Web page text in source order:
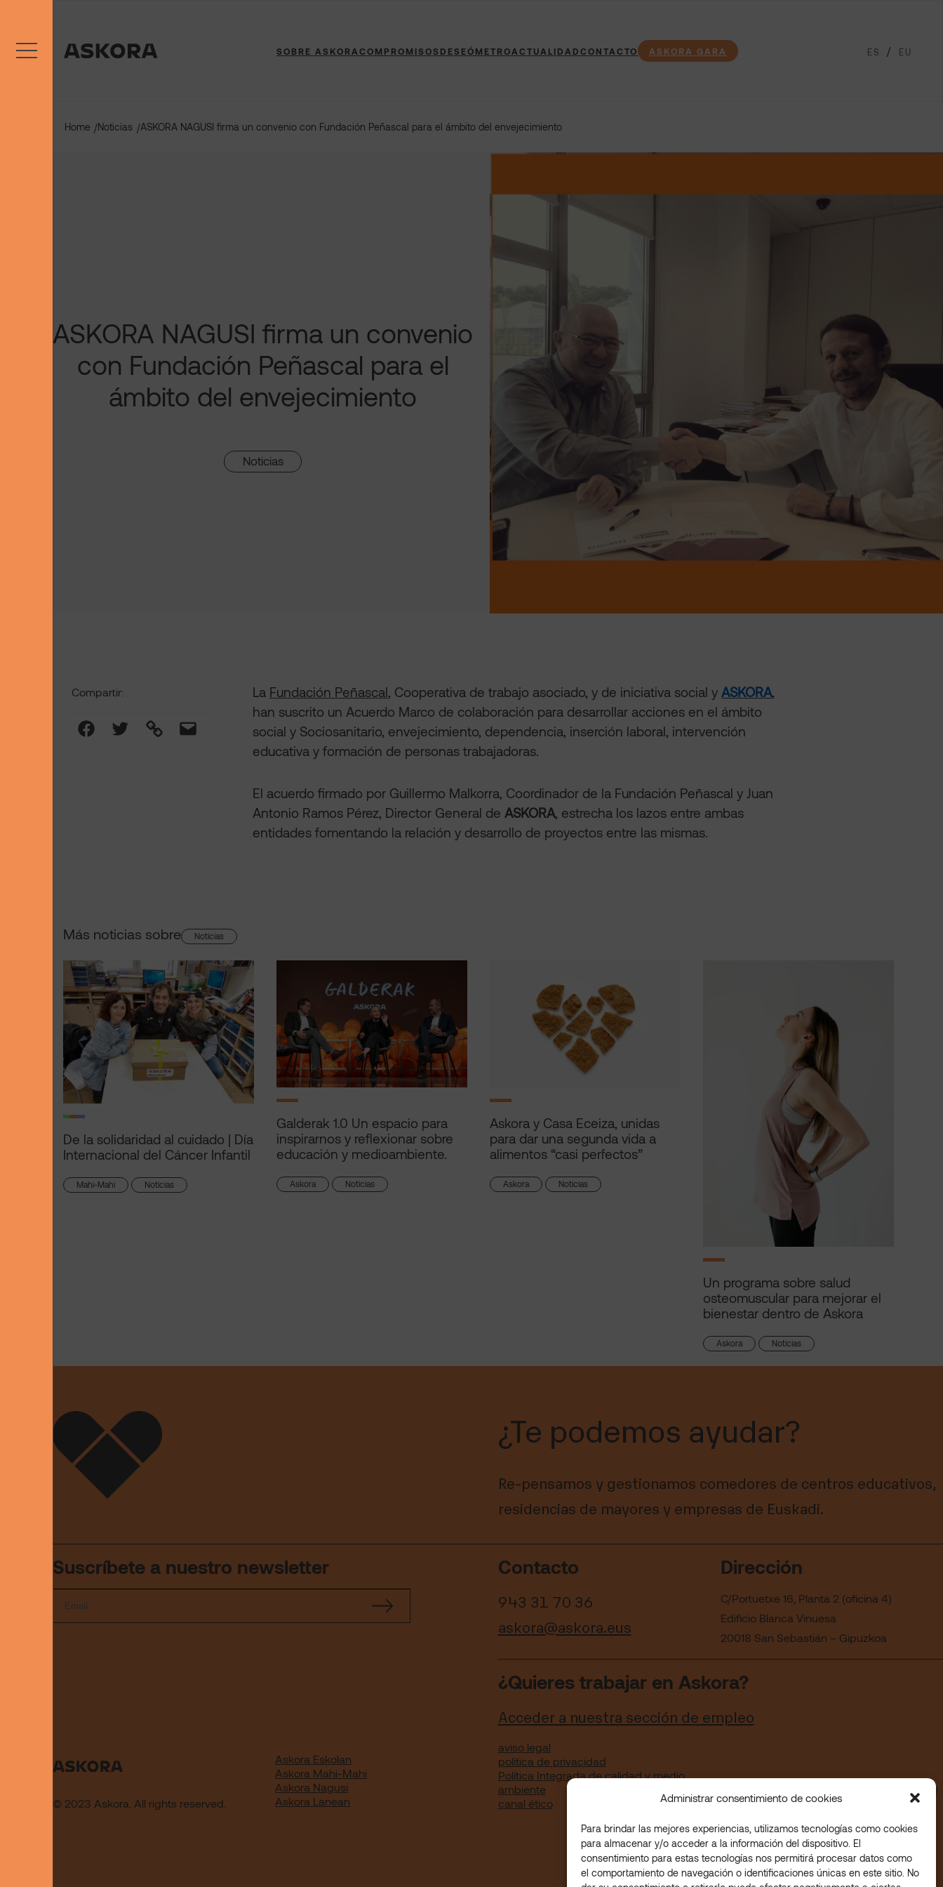
Administrar consentimiento de cookies
Para brindar las mejores experiencias, utilizamos tecnologías como cookies
para almacenar y/o acceder a la información del dispositivo. El
consentimiento para estas tecnologías nos permitirá procesar datos como
el comportamiento de navegación o identificaciones únicas en este sitio. No
contenido
SOBRE ASKORACOMPROMISOS DESEÓMETROACTUALIDADCONTACTO ASKORA GARA ES EU
Home /Noticias /ASKORA NAGUSI firma un convenio con Fundación Peñascal para el ámbito del envejecimiento
ASKORA NAGUSI firma un convenio
con Fundación Peñascal para el
ámbito del envejecimiento
Noticias
Compartir:
Facebook Twitter Link Mail
La Fundación Peñascal, Cooperativa de trabajo asociado, y de iniciativa social yASKORA,
han suscrito un Acuerdo Marco de colaboración para desarrollar acciones en el ámbito
social y Sociosanitario, envejecimiento, dependencia, inserción laboral, intervención
educativa y formación de personas trabajadoras.
El acuerdo firmado por Guillermo Malkorra, Coordinador de la Fundación Peñascal y Juan
Antonio Ramos Pérez, Director General deASKORA, estrecha los lazos entre ambas
entidades fomentando la relación y desarrollo de proyectos entre las mismas.
Más noticias sobre Noticias
De la solidaridad al cuidado | Día
Internacional del Cáncer Infantil
Mahi-Mahi Noticias
Galderak 1.0 Un espacio para
inspirarnos y reflexionar sobre
educación y medioambiente.
Askora Noticias
Askora y Casa Eceiza, unidas
para dar una segunda vida a
alimentos “casi perfectos”
Askora Noticias
Un programa sobre salud
osteomuscular para mejorar el
bienestar dentro de Askora
Askora Noticias
¿Te podemos ayudar?
Re-pensamos y gestionamos comedores de centros educativos,
residencias de mayores y empresas de Euskadi.
Suscríbete a nuestro newsletter Contacto
943 31 70 36
askora@askora.eus
Dirección
C/Portuetxe 16, Planta 2 (oficina 4)
Edificio Blanca Vinuesa
20018 San Sebastián – Gipuzkoa
¿Quieres trabajar en Askora?
Acceder a nuestra sección de empleo
© 2023 Askora. All rights reserved.
Askora Eskolan
Askora Mahi-Mahi
Askora Nagusi
Askora Lanean
aviso legal
politica de privacidad
Política Integrada de calidad y medio
ambiente
canal ético